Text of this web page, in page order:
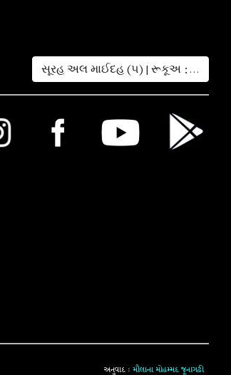
સૂરહ અલ માઈદહ (૫) | રૂકૂઅ : ૧૪
અનુવાદ : મૌલાના મોહમ્મદ જૂનાગઢી